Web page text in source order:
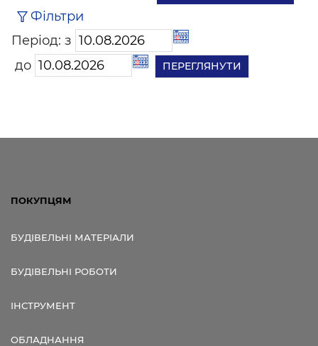
Фільтри
Період: з
до
ПОКУПЦЯМ
БУДІВЕЛЬНІ МАТЕРІАЛИ
БУДІВЕЛЬНІ РОБОТИ
ІНСТРУМЕНТ
ОБЛАДНАННЯ